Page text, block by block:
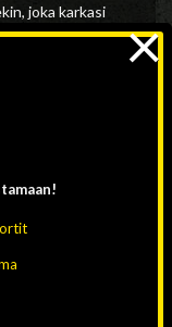
joka karkasi
Toisen
Janne
kavensi pelin 1-
ja hyödynsi
Stabaekin voitto
tänään kello
kumpi
kolmen ottelun
×